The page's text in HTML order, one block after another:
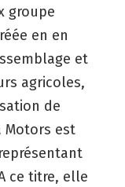
groupe
en en
et
agricoles,
de
Motors est
ce titre, elle